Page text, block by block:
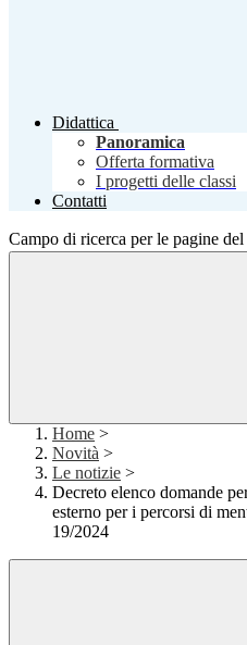
Didattica
Panoramica
Offerta formativa
I progetti delle classi
Contatti
Campo di ricerca per le pagine
Home >
Novità >
Le notizie >
Decreto elenco domande
esterno per i percorsi di
19/2024